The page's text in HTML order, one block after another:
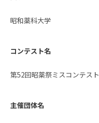
昭和薬科大学
コンテスト名
第52回昭薬祭ミスコンテスト
主催団体名